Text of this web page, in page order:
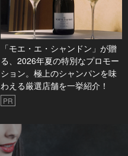
「モエ・エ・シャンドン」が贈
る、2026年夏の特別なプロモー
ション。極上のシャンパンを味
わえる厳選店舗を一挙紹介！
PR